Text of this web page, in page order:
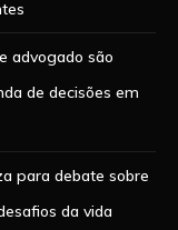
advogado são
de decisões em
para debate sobre
da vida